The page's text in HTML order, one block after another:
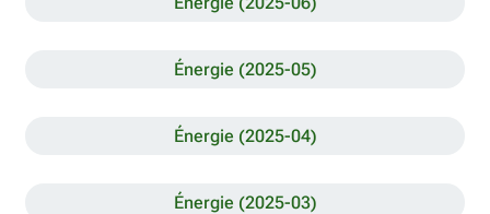
Énergie (2025-05)
Énergie (2025-04)
Énergie (2025-03)